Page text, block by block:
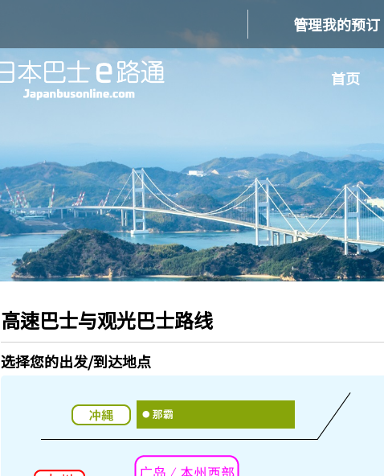
管理我的预订
首页
高速巴士与观光巴士路线
选择您的出发/到达地点